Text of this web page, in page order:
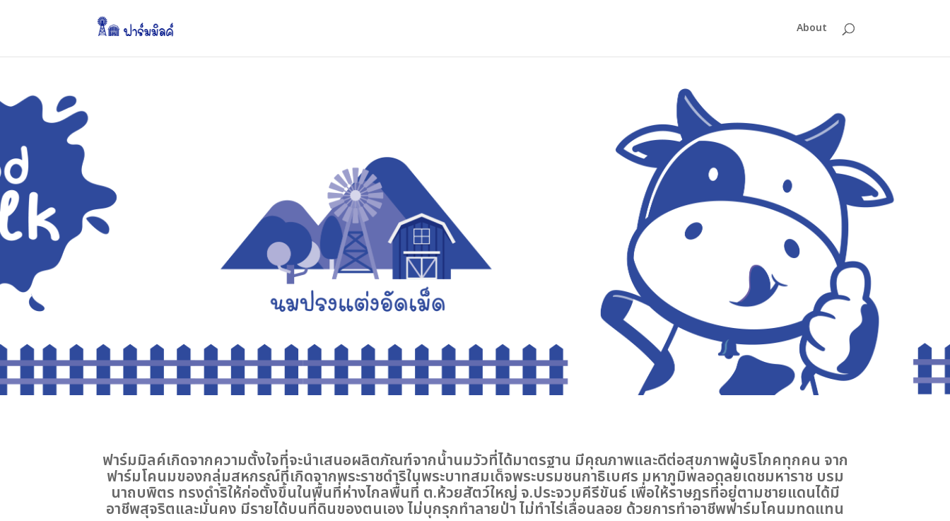
About
ฟาร์มมิลค์เกิดจากความตั้งใจที่จะนำเสนอผลิตภัณฑ์จากน้ำนมวัวที่ได้มาตรฐาน มีคุณภาพและดีต่อสุขภาพผู้บริโภคทุกคน จาก
ฟาร์มโคนมของกลุ่มสหกรณ์ที่เกิดจากพระราชดำริในพระบาทสมเด็จพระบรมชนกาธิเบศร มหาภูมิพลอดุลยเดชมหาราช บรม
นาถบพิตร ทรงดำริให้ก่อตั้งขึ้นในพื้นที่ห่างไกลพื้นที่ ต.ห้วยสัตว์ใหญ่ จ.ประจวบคีรีขันธ์ เพื่อให้ราษฎรที่อยู่ตามชายแดนได้มี
อาชีพสุจริตและมั่นคง มีรายได้บนที่ดินของตนเอง ไม่บุกรุกทำลายป่า ไม่ทำไร่เลื่อนลอย ด้วยการทำอาชีพฟาร์มโคนมทดแทน